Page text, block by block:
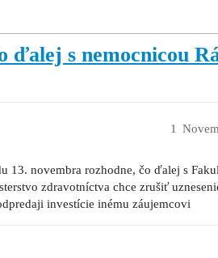
ďalej s nemocnicou
1
13. novembra rozhodne, čo ďalej s
zdravotníctva chce zrušiť
investície inému záujemcovi